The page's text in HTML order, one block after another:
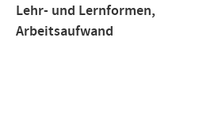
Lehr- und Lernformen,
Arbeitsaufwand